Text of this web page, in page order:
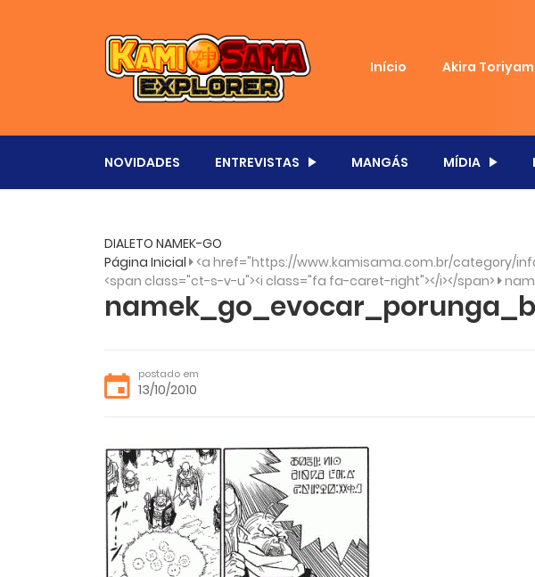
Início Akira
NOVIDADES ENTREVISTAS MANGÁS MÍDIA
DIALETO NAMEK-GO
Página Inicial <a href="https://www.kamisama.com.br/category/
<span class="ct-s-v-u"><i class="fa fa-caret-right"></i></span>
postado em
13/10/2010